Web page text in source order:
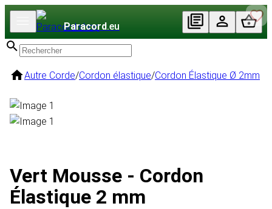
Paracord.eu
Autre Corde/Cordon élastique/Cordon Élastique Ø 2mm
Vert Mousse - Cordon
Élastique 2 mm